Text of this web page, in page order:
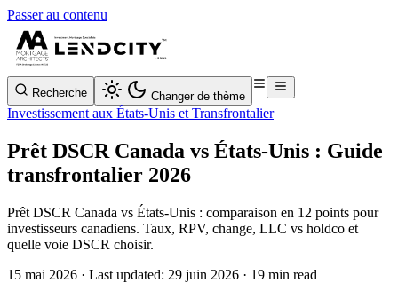
Passer au contenu
Recherche Changer de thème
Investissement aux États-Unis et Transfrontalier
Prêt DSCR Canada vs États-Unis : Guide
transfrontalier 2026
Prêt DSCR Canada vs États-Unis : comparaison en 12 points pour
investisseurs canadiens. Taux, RPV, change, LLC vs holdco et
quelle voie DSCR choisir.
15 mai 2026 · Last updated: 29 juin 2026 · 19 min read